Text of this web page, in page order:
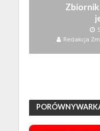
Zbiornik
Redakcja